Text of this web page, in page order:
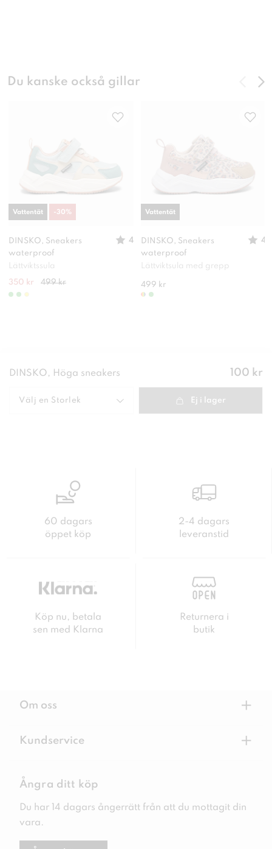
Du kanske också gillar
DINSKO, Sneakers
waterproof
4
Lättviktssula
350 kr 499 kr
Vattentät -30%
DINSKO, Sneakers
waterproof
4
Lättviktsula med grepp
499 kr
Vattentät
DINSKO, Höga sneakers Pris:
100 kr
Välj en Storlek Ej i lager
60 dagars
öppet köp
2-4 dagars
leveranstid
Köp nu, betala
sen med Klarna
Returnera i
butik
Om oss +
Kundservice +
Ångra ditt köp
Du har 14 dagars ångerrätt från att du mottagit din
vara.